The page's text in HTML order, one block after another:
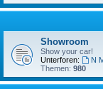
Showroom
Show your car!
Unterforen:
N
Themen: 980